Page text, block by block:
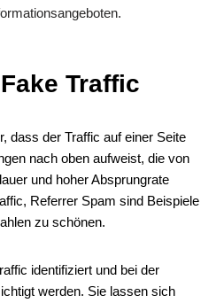
Traffic
dass der Traffic auf einer Seite
nach oben aufweist, die von
und hoher Absprungrate
Referrer Spam sind Beispiele
zu schönen.
identifiziert und bei der
werden. Sie lassen sich